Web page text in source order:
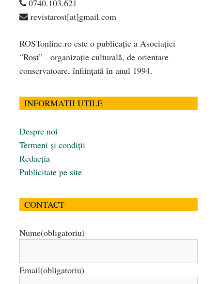
0740.103.621
revistarost[at]gmail.com
ROSTonline.ro este o publicaţie a Asociaţiei
“Rost” - organizaţie culturală, de orientare
conservatoare, înfiinţată în anul 1994.
INFORMATII UTILE
Despre noi
Termeni și condiții
Redacția
Publicitate pe site
CONTACT
Nume(obligatoriu)
Email(obligatoriu)